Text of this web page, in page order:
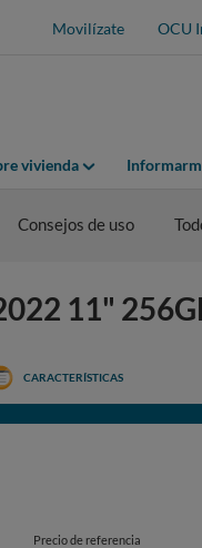
Movilízate OCU
vivienda
Consejos de uso
11"
CARACTERÍSTICAS
Precio de referencia